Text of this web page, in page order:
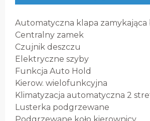
Automatyczna klapa zamykająca
Centralny zamek
Czujnik deszczu
Elektryczne szyby
Funkcja Auto Hold
Kierow. wielofunkcyjna
Klimatyzacja automatyczna 2
Lusterka podgrzewane